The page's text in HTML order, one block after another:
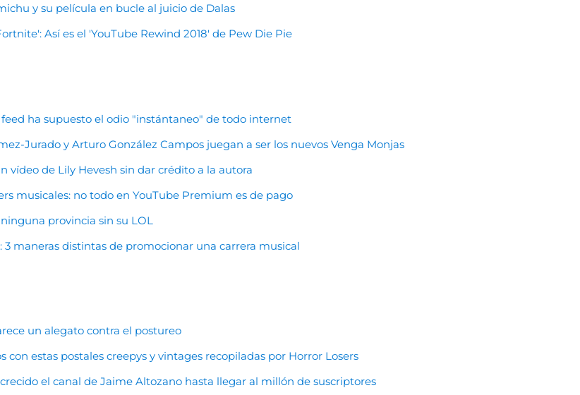
y su película en bucle al juicio de Dalas
Así es el 'YouTube Rewind 2018' de Pew Die Pie
ha supuesto el odio "instántaneo" de todo internet
Jurado y Arturo González Campos juegan a ser los nuevos Venga Monjas
vídeo de Lily Hevesh sin dar crédito a la autora
musicales: no todo en YouTube Premium es de pago
provincia sin su LOL
maneras distintas de promocionar una carrera musical
un alegato contra el postureo
estas postales creepys y vintages recopiladas por Horror Losers
el canal de Jaime Altozano hasta llegar al millón de suscriptores